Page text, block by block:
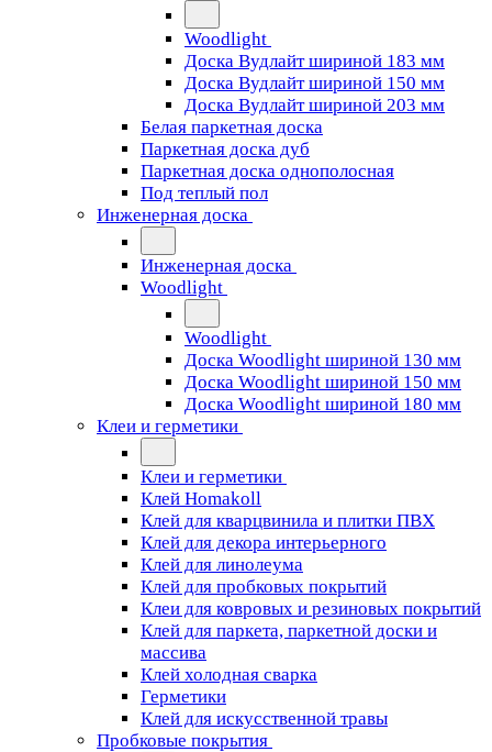
Woodlight
Доска Вудлайт шириной 183 мм
Доска Вудлайт шириной 150 мм
Доска Вудлайт шириной 203 мм
Белая паркетная доска
Паркетная доска дуб
Паркетная доска однополосная
Под теплый пол
Инженерная доска
Инженерная доска
Woodlight
Woodlight
Доска Woodlight шириной 130 мм
Доска Woodlight шириной 150 мм
Доска Woodlight шириной 180 мм
Клеи и герметики
Клеи и герметики
Клей Homakoll
Клей для кварцвинила и плитки ПВХ
Клей для декора интерьерного
Клей для линолеума
Клей для пробковых покрытий
Клеи для ковровых и резиновых покрытий
Клей для паркета, паркетной доски и
массива
Клей холодная сварка
Герметики
Клей для искусственной травы
Пробковые покрытия